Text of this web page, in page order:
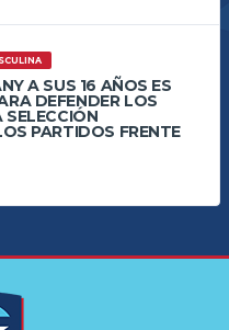
A SUS 16 AÑOS ES
DEFENDER LOS
SELECCIÓN
PARTIDOS FRENTE